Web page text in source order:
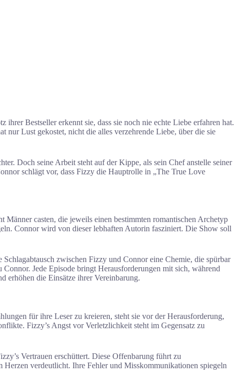
Bestseller erkennt sie, dass sie noch nie echte Liebe erfahren hat.
nur Lust gekostet, nicht die alles verzehrende Liebe, über die sie
Doch seine Arbeit steht auf der Kippe, als sein Chef anstelle seiner
schlägt vor, dass Fizzy die Hauptrolle in „The True Love
casten, die jeweils einen bestimmten romantischen Archetyp
Connor wird von dieser lebhaften Autorin fasziniert. Die Show soll
zwischen Fizzy und Connor eine Chemie, die spürbar
Jede Episode bringt Herausforderungen mit sich, während
erhöhen die Einsätze ihrer Vereinbarung.
für ihre Leser zu kreieren, steht sie vor der Herausforderung,
Fizzy’s Angst vor Verletzlichkeit steht im Gegensatz zu
Vertrauen erschüttert. Diese Offenbarung führt zu
verdeutlicht. Ihre Fehler und Misskommunikationen spiegeln